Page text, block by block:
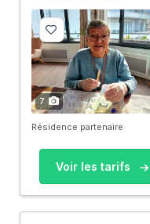
7
Résidence partenaire
Voir les tarifs